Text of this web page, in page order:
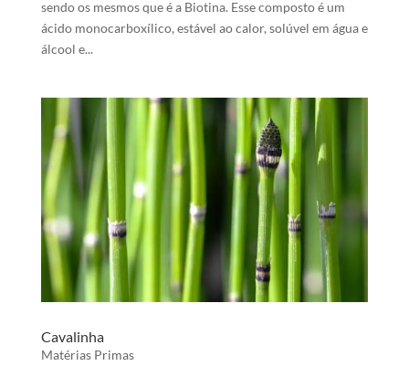
sendo os mesmos que é a Biotina. Esse composto é um
ácido monocarboxílico, estável ao calor, solúvel em água e
álcool e...
Cavalinha
Matérias Primas